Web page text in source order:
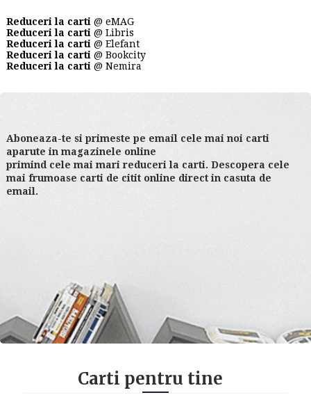
Reduceri la carti @ eMAG
Reduceri la carti @ Libris
Reduceri la carti @ Elefant
Reduceri la carti @ Bookcity
Reduceri la carti @ Nemira
Aboneaza-te si primeste pe email cele mai noi carti
aparute in magazinele online
primind cele mai mari reduceri la carti. Descopera cele
mai frumoase carti de citit online direct in casuta de
email.
Carti pentru tine